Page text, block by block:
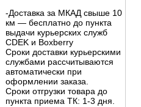
-Доставка за МКАД свыше 10
км — бесплатно до пункта
выдачи курьерских служб
CDEK и Boxberry
Сроки доставки курьерскими
службами рассчитываются
автоматически при
оформлении заказа.
Сроки отгрузки товара до
пункта приема ТК: 1-3 дня.